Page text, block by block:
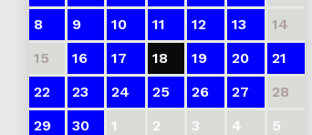
8
9 10 11 12 13
14
15
16 17 18 19 20
21
22
23 24 25 26 27
28
29
30 1 2 3 4 5